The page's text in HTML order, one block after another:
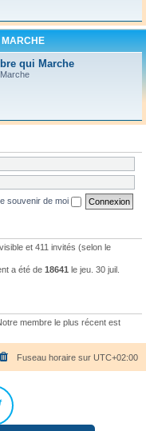
MARCHE
qui Marche
souvenir de moi
et 411 invités (selon le
a été de 18641 le jeu. 30 juil.
membre le plus récent est
Fuseau horaire sur UTC+02:00